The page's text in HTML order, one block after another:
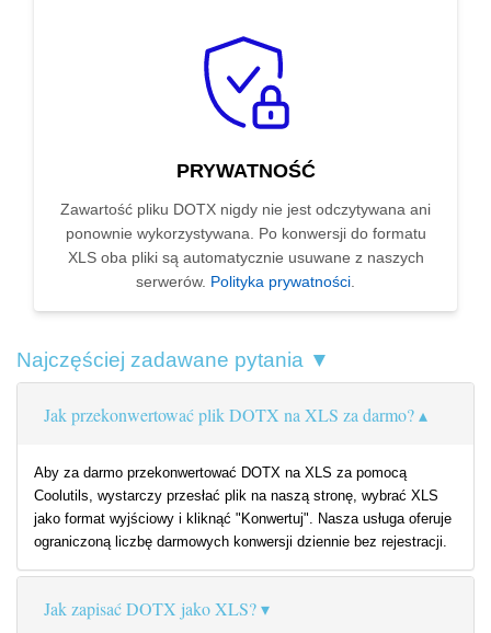
PRYWATNOŚĆ
Zawartość pliku DOTX nigdy nie jest odczytywana ani
ponownie wykorzystywana. Po konwersji do formatu
XLS oba pliki są automatycznie usuwane z naszych
serwerów. Polityka prywatności.
Najczęściej zadawane pytania ▼
Jak przekonwertować plik DOTX na XLS za darmo?
Aby za darmo przekonwertować DOTX na XLS za pomocą
Coolutils, wystarczy przesłać plik na naszą stronę, wybrać XLS
jako format wyjściowy i kliknąć "Konwertuj". Nasza usługa oferuje
ograniczoną liczbę darmowych konwersji dziennie bez rejestracji.
Jak zapisać DOTX jako XLS?